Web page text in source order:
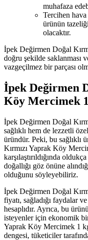
muhafaza
Tercihen
ürünün
olacaktır.
İpek Değirmen Doğal
doğru şekilde saklanması
vazgeçilmez bir parçası
İpek Değirmen
Köy Mercimek
İpek Değirmen Doğal
sağlıklı hem de lezzetli
üründür. Peki, bu sağlıklı
Kırmızı Yaprak Köy
karşılaştırıldığında
doğallığı göz önüne
olduğunu söyleyebiliriz.
İpek Değirmen Doğal
fiyatı, sağladığı faydalar
hesaplıdır. Ayrıca, bu
isteyenler için ekonomik
Yaprak Köy Mercimek 1
dengesi, tüketiciler